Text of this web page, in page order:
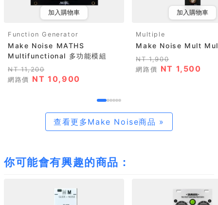
加入購物車
Function Generator
Make Noise MATHS
Multifunctional 多功能模組
NT 11,200
網路價 NT 10,900
加入購物車
Multiple
Make Noise Mult
NT 1,900
網路價 NT 1,500
查看更多Make Noise商品 »
你可能會有興趣的商品：